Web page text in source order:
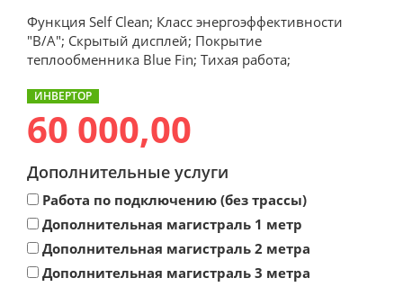
Функция Self Clean; Класс энергоэффективности
"B/A"; Скрытый дисплей; Покрытие
теплообменника Blue Fin; Тихая работа;
ИНВЕРТОР
60 000,00
Дополнительные услуги
Работа по подключению (без трассы)
Дополнительная магистраль 1 метр
Дополнительная магистраль 2 метра
Дополнительная магистраль 3 метра